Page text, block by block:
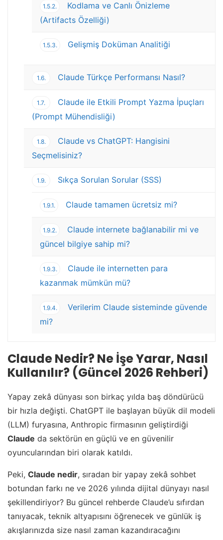
1.5.2.
Kodlama ve Canlı Önizleme
(Artifacts Özelliği)
1.5.3. Gelişmiş Doküman Analitiği
1.6. Claude Türkçe Performansı Nasıl?
1.7.
Claude ile Etkili Prompt Yazma İpuçları
(Prompt Mühendisliği)
1.8.
Claude vs ChatGPT: Hangisini
Seçmelisiniz?
1.9. Sıkça Sorulan Sorular (SSS)
1.9.1. Claude tamamen ücretsiz mi?
1.9.2.
Claude internete bağlanabilir mi ve
güncel bilgiye sahip mi?
1.9.3.
Claude ile internetten para
kazanmak mümkün mü?
1.9.4.
Verilerim Claude sisteminde güvende
mi?
Claude Nedir? Ne İşe Yarar, Nasıl
Kullanılır? (Güncel 2026 Rehberi)
Yapay zekâ dünyası son birkaç yılda baş döndürücü
bir hızla değişti. ChatGPT ile başlayan büyük dil modeli
(LLM) furyasına, Anthropic firmasının geliştirdiği
Claude da sektörün en güçlü ve en güvenilir
oyuncularından biri olarak katıldı.
Peki, Claude nedir, sıradan bir yapay zekâ sohbet
botundan farkı ne ve 2026 yılında dijital dünyayı nasıl
şekillendiriyor? Bu güncel rehberde Claude’u sıfırdan
tanıyacak, teknik altyapısını öğrenecek ve günlük iş
akışlarınızda size nasıl zaman kazandıracağını